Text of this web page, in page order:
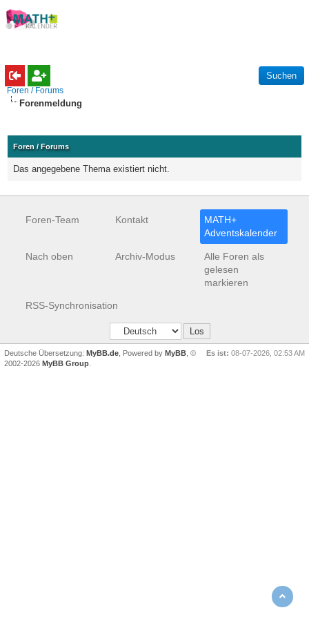
Foren / Forums
Forenmeldung
Foren / Forums
Das angegebene Thema existiert nicht.
Foren-Team Kontakt
MATH+
Adventskalender
Nach oben Archiv-Modus
Alle Foren als
gelesen
markieren
RSS-Synchronisation
Es ist: 08-07-2026, 02:53 AM
Deutsche Übersetzung: MyBB.de , Powered by MyBB , ©
2002-2026 MyBB Group